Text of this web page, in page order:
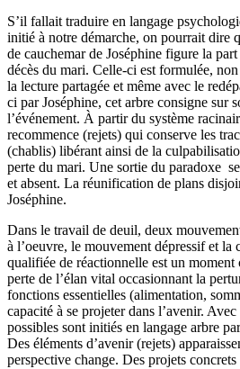
S’il fallait traduire en langage
initié à notre démarche, on pourrait dire
de cauchemar de Joséphine figure la
décès du mari. Celle-ci est formulée,
la lecture partagée et même avec le
ci par Joséphine, cet arbre consigne sur
l’événement. À partir du système
recommence (rejets) qui conserve les
(chablis) libérant ainsi de la
perte du mari. Une sortie du paradoxe
et absent. La réunification de plans
Joséphine.
Dans le travail de deuil, deux
à l’oeuvre, le mouvement dépressif et la
qualifiée de réactionnelle est un moment
perte de l’élan vital occasionnant la
fonctions essentielles (alimentation,
capacité à se projeter dans l’avenir.
possibles sont initiés en langage arbre
Des éléments d’avenir (rejets)
perspective change. Des projets